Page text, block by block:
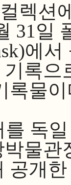
렉션
31일
에
록
록물
를 독
물관
공개